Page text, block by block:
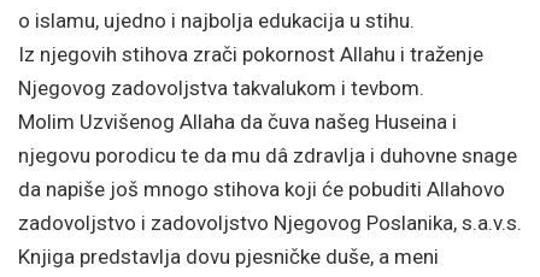
o islamu, ujedno i najbolja edukacija u stihu.
Iz njegovih stihova zrači pokornost Allahu i traženje
Njegovog zadovoljstva takvalukom i tevbom.
Molim Uzvišenog Allaha da čuva našeg Huseina i
njegovu porodicu te da mu dâ zdravlja i duhovne snage
da napiše još mnogo stihova koji će pobuditi Allahovo
zadovoljstvo i zadovoljstvo Njegovog Poslanika, s.a.v.s.
Knjiga predstavlja dovu pjesničke duše, a meni